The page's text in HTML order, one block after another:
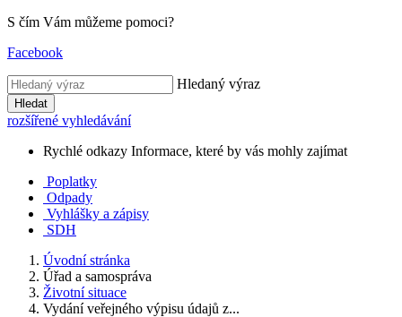
S čím Vám můžeme pomoci?
Facebook
Hledaný výraz
Hledat
rozšířené vyhledávání
Rychlé odkazy Informace, které by vás mohly zajímat
Poplatky
Odpady
Vyhlášky a zápisy
SDH
Úvodní stránka
Úřad a samospráva
Životní situace
Vydání veřejného výpisu údajů z...